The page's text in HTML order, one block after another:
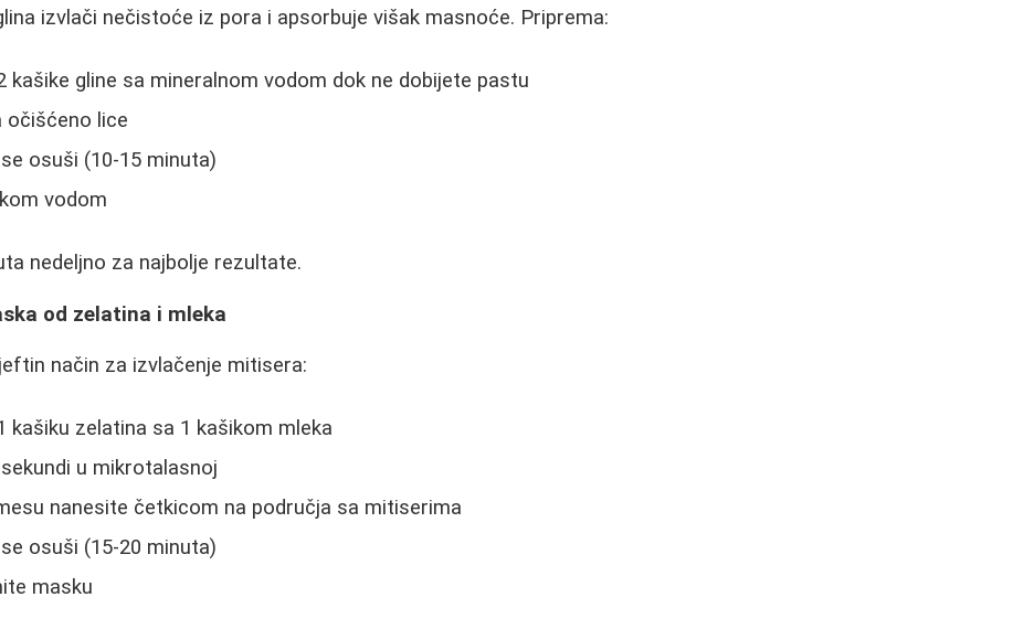
izvlači nečistoće iz pora i apsorbuje višak masnoće. Priprema:
kašike gline sa mineralnom vodom dok ne dobijete pastu
očišćeno lice
osuši (10-15 minuta)
vodom
nedeljno za najbolje rezultate.
od zelatina i mleka
način za izvlačenje mitisera:
kašiku zelatina sa 1 kašikom mleka
u mikrotalasnoj
nanesite četkicom na područja sa mitiserima
osuši (15-20 minuta)
masku